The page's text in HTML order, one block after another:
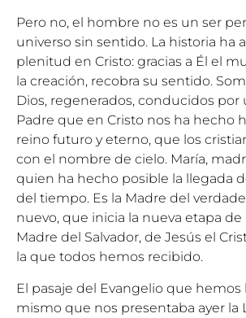
Pero no, el hombre no es un ser
universo sin sentido. La historia ha
plenitud en Cristo: gracias a Él el
la creación, recobra su sentido.
Dios, regenerados, conducidos por
Padre que en Cristo nos ha hecho
reino futuro y eterno, que los
con el nombre de cielo. María,
quien ha hecho posible la llegada
del tiempo. Es la Madre del
nuevo, que inicia la nueva etapa de
Madre del Salvador, de Jesús el
la que todos hemos recibido.
El pasaje del Evangelio que hemos
mismo que nos presentaba ayer la